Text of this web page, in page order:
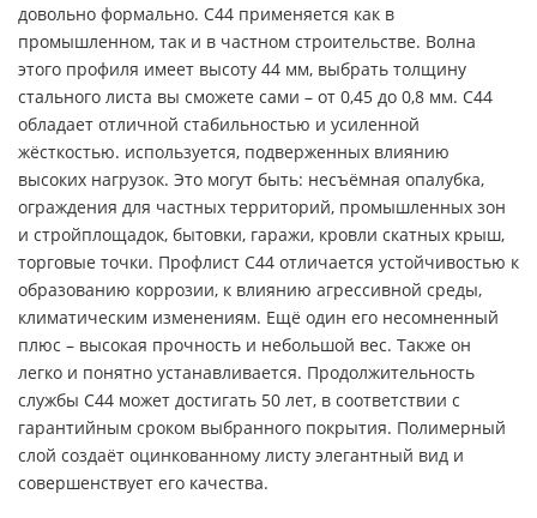
довольно формально. С44 применяется как в
промышленном, так и в частном строительстве. Волна
этого профиля имеет высоту 44 мм, выбрать толщину
стального листа вы сможете сами – от 0,45 до 0,8 мм. С44
обладает отличной стабильностью и усиленной
жёсткостью. используется, подверженных влиянию
высоких нагрузок. Это могут быть: несъёмная опалубка,
ограждения для частных территорий, промышленных зон
и стройплощадок, бытовки, гаражи, кровли скатных крыш,
торговые точки. Профлист С44 отличается устойчивостью к
образованию коррозии, к влиянию агрессивной среды,
климатическим изменениям. Ещё один его несомненный
плюс – высокая прочность и небольшой вес. Также он
легко и понятно устанавливается. Продолжительность
службы С44 может достигать 50 лет, в соответствии с
гарантийным сроком выбранного покрытия. Полимерный
слой создаёт оцинкованному листу элегантный вид и
совершенствует его качества.